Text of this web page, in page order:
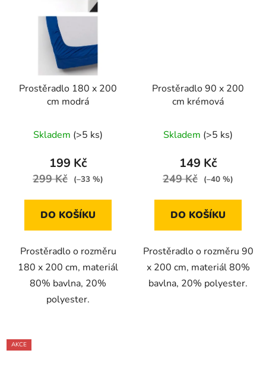
Prostěradlo 180 x 200
cm modrá
Skladem (>5 ks)
199 Kč
299 Kč (–33 %)
DO KOŠÍKU
Prostěradlo o rozměru
180 x 200 cm, materiál
80% bavlna, 20%
polyester.
Prostěradlo 90 x 200
cm krémová
Skladem (>5 ks)
149 Kč
249 Kč (–40 %)
DO KOŠÍKU
Prostěradlo o rozměru 90
x 200 cm, materiál 80%
bavlna, 20% polyester.
AKCE